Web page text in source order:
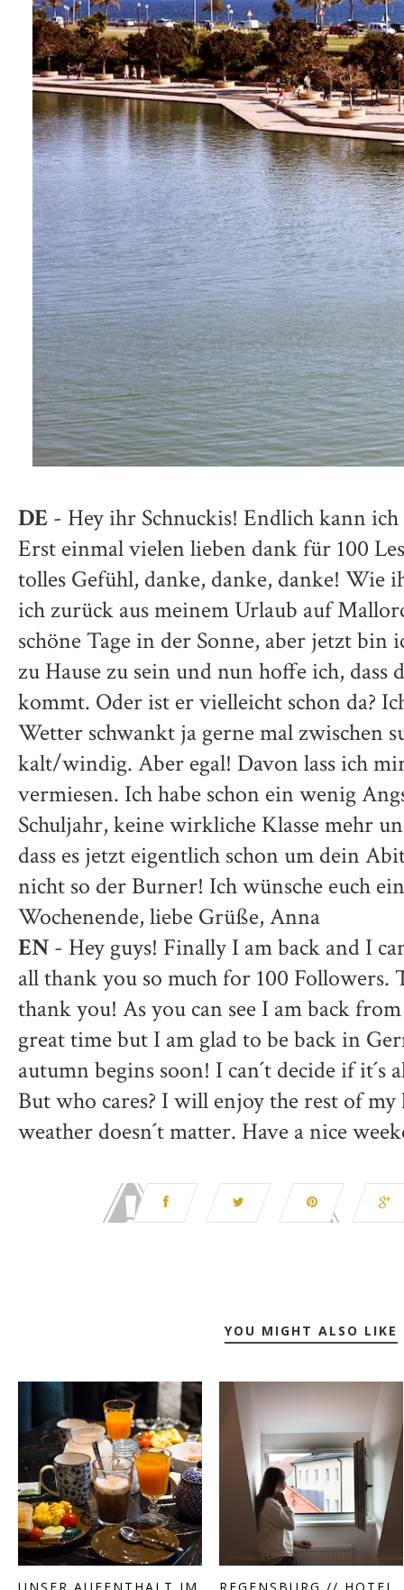
DE - Hey ihr Schnuckis! Endlich kann
Erst einmal vielen lieben dank für 100
tolles Gefühl, danke, danke, danke! Wie
ich zurück aus meinem Urlaub auf
schöne Tage in der Sonne, aber jetzt bin
zu Hause zu sein und nun hoffe ich, dass
kommt. Oder ist er vielleicht schon da?
Wetter schwankt ja gerne mal zwischen
kalt/windig. Aber egal! Davon lass ich
vermiesen. Ich habe schon ein wenig
Schuljahr, keine wirkliche Klasse mehr
dass es jetzt eigentlich schon um dein
nicht so der Burner! Ich wünsche euch
Wochenende, liebe Grüße, Anna
EN - Hey guys! Finally I am back and I
all thank you so much for 100 Followers.
thank you! As you can see I am back
great time but I am glad to be back in
autumn begins soon! I can´t decide if it´s
But who cares? I will enjoy the rest of my
weather doesn´t matter. Have a nice
YOU MIGHT ALSO LIKE